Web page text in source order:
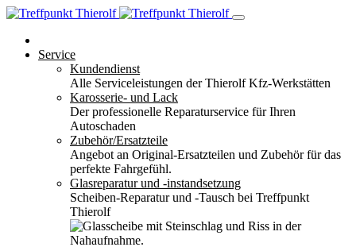
Service
Kundendienst
Alle Serviceleistungen der Thierolf Kfz-Werkstätten
Karosserie- und Lack
Der professionelle Reparaturservice für Ihren
Autoschaden
Zubehör/Ersatzteile
Angebot an Original-Ersatzteilen und Zubehör für das
perfekte Fahrgefühl.
Glasreparatur und -instandsetzung
Scheiben-Reparatur und -Tausch bei Treffpunkt
Thierolf